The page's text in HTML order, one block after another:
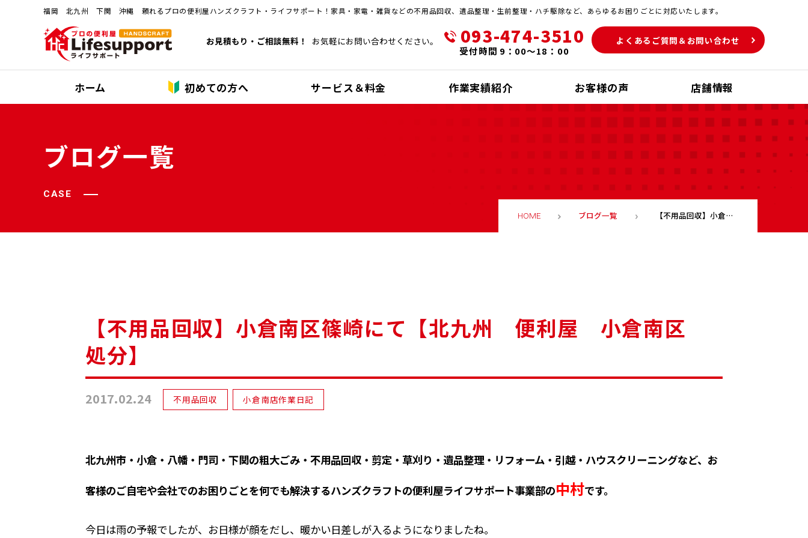
福岡 北九州 下関 沖縄 頼れるプロの便利屋ハンズクラフト・ライフサポート！家具・家電・雑貨などの不用品回収、遺品整理・生前整理・ハチ駆除など、あらゆるお困りごとに対応いたします。
お見積もり・ご相談無料！ お気軽にお問い合わせください。 093-474-3510
受付時間 9：00～18：00
よくあるご質問＆お問い合わせ
ホーム 初めての方へ サービス＆料金 作業実績紹介 お客様の声 店舗情報
ブログ一覧
CASE
HOME ブログ一覧 【不用品回収】小倉南区篠崎にて【北九州 便利屋 小倉南区 処分】
【不用品回収】小倉南区篠崎にて【北九州 便利屋 小倉南区
処分】
2017.02.24 不用品回収 小倉南店作業日記
北九州市・小倉・八幡・門司・下関の粗大ごみ・不用品回収・剪定・草刈り・遺品整理・リフォーム・引越・ハウスクリーニングなど、お
客様のご自宅や会社でのお困りごとを何でも解決するハンズクラフトの便利屋ライフサポート事業部の中村です。
今日は雨の予報でしたが、お日様が顔をだし、暖かい日差しが入るようになりましたね。